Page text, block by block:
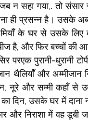
न सहा गया,. तो संसार
ही प्रसन्न है। उसके
के घर से उसके लिए
है, और फिर बच्चों की
परएक पुरानी-धुरानी
थैलियॉँ और अम्मीजान
नूरे और सम्मी कहॉँ से
दिन, उसके घर में दाना
निराशा में वह डूबी